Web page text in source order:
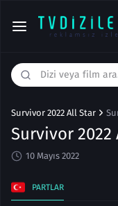
Survivor 2022 All Star
Survivor 2022
10 Mayıs 2022
PARTLAR